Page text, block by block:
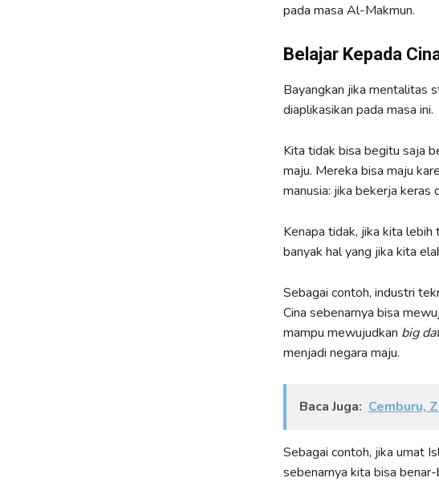
pada masa Al-Makmun.
Belajar Kepada
Bayangkan jika mentalitas
diaplikasikan pada masa ini.
Kita tidak bisa begitu saja
maju. Mereka bisa maju
manusia: jika bekerja keras
Kenapa tidak, jika kita
banyak hal yang jika kita
Sebagai contoh, industri
Cina sebenarnya bisa
mampu mewujudkan big
menjadi negara maju.
Baca Juga: Cemburu,
Sebagai contoh, jika umat
sebenarnya kita bisa